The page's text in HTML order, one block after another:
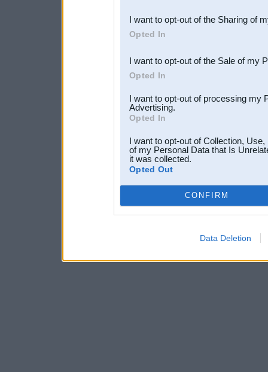
Downstream Participants
third parties.
I want to opt-out of the Sharing of
Opted In
I want to opt-out of the Sale of my
Opted In
I want to opt-out of processing my
Advertising.
Opted In
I want to opt-out of Collection,
of my Personal Data that Is
it was collected.
Opted Out
CONFIRM
Data Deletion